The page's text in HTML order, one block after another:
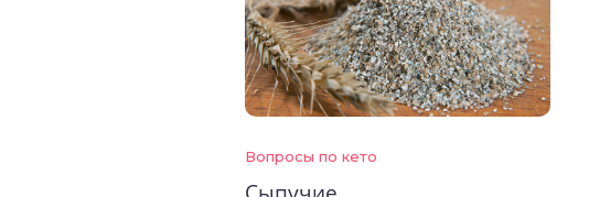
Вопросы по кето